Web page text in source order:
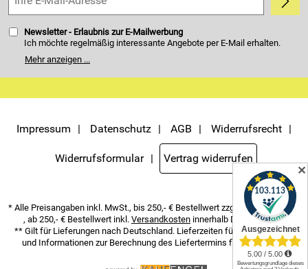
Newsletter - Erlaubnis zur E-Mailwerbung
Ich möchte regelmäßig interessante Angebote per E-Mail erhalten.
weitergegeben. Zu statistischen Zwecken wird in anonymer Form
Servicemenü unten rechts, oder indem Sie den Link "Abmelden" am
Ende des Newsletters anklicken. Die
Datenschutzerklärunghabe ich
Mehr anzeigen ...
Impressum Datenschutz AGB Widerrufsrecht
Widerrufsformular Vertrag widerrufen
* Alle Preisangaben inkl. MwSt., bis 250,- € Bestellwert zzgl.
Versandkosten
, ab 250,- € Bestellwert inkl. Versandkosten innerhalb Deutschlands
** Gilt für Lieferungen nach Deutschland. Lieferzeiten für andere Länder
und Informationen zur Berechnung des Liefertermins finden Sie hier .
✕